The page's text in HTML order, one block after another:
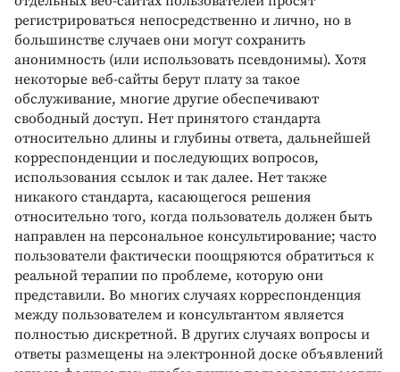
регистрироваться непосредственно и лично, но в
большинстве случаев они могут сохранить
анонимность (или использовать псевдонимы). Хотя
некоторые веб-сайты берут плату за такое
обслуживание, многие другие обеспечивают
свободный доступ. Нет принятого стандарта
относительно длины и глубины ответа, дальнейшей
корреспонденции и последующих вопросов,
использования ссылок и так далее. Нет также
никакого стандарта, касающегося решения
относительно того, когда пользователь должен быть
направлен на персональное консультирование; часто
пользователи фактически поощряются обратиться к
реальной терапии по проблеме, которую они
представили. Во многих случаях корреспонденция
между пользователем и консультантом является
полностью дискретной. В других случаях вопросы и
ответы размещены на электронной доске объявлений